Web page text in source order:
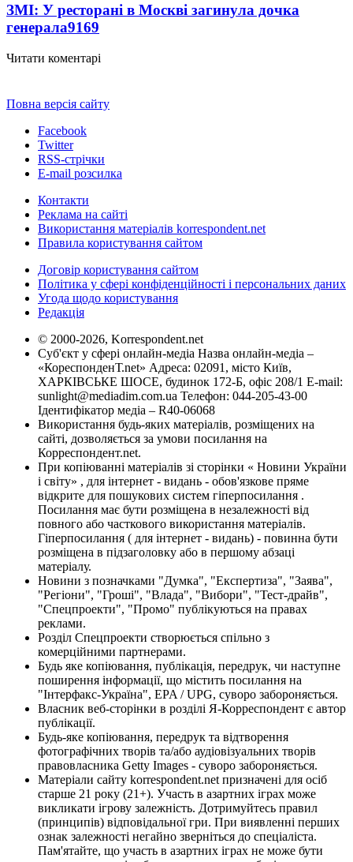
ЗМІ: У ресторані в Москві загинула дочка
генерала9169
Читати коментарі
Повна версія сайту
Facebook
Twitter
RSS-стрічки
E-mail розсилка
Контакти
Реклама на сайті
Використання матеріалів korrespondent.net
Правила користування сайтом
Договір користування сайтом
Політика у сфері конфіденційності і персональних даних
Угода щодо користування
Редакція
© 2000-2026, Korrespondent.net
Суб'єкт у сфері онлайн-медіа Назва онлайн-медіа –
«КореспонденТ.net» Адреса: 02091, місто Київ,
ХАРКІВСЬКЕ ШОСЕ, будинок 172-Б, офіс 208/1 E-mail:
sunlight@mediadim.com.ua Телефон: 044-205-43-00
Ідентифікатор медіа – R40-06068
Використання будь-яких матеріалів, розміщених на
сайті, дозволяється за умови посилання на
Корреспондент.net.
При копіюванні матеріалів зі сторінки « Новини України
і світу» , для інтернет - видань - обов'язкове пряме
відкрите для пошукових систем гіперпосилання .
Посилання має бути розміщена в незалежності від
повного або часткового використання матеріалів.
Гіперпосилання ( для інтернет - видань) - повинна бути
розміщена в підзаголовку або в першому абзаці
матеріалу.
Новини з позначками "Думка", "Експертиза", "Заява",
"Регіони", "Гроші", "Влада", "Вибори", "Тест-драйв",
"Спецпроекти", "Промо" публікуються на правах
реклами.
Розділ Спецпроекти створюється спільно з
комерційними партнерами.
Будь яке копіювання, публікація, передрук, чи наступне
поширення інформації, що містить посилання на
"Інтерфакс-Україна", EPA / UPG, суворо забороняється.
Власник веб-сторінки в розділі Я-Корреспондент є автор
публікації.
Будь-яке копіювання, передрук та відтворення
фотографічних творів та/або аудіовізуальних творів
правовласника Getty Images - суворо забороняється.
Матеріали сайту korrespondent.net призначені для осіб
старше 21 року (21+). Участь в азартних іграх може
викликати ігрову залежність. Дотримуйтесь правил
(принципів) відповідальної гри. При виявленні перших
ознак залежності негайно зверніться до спеціаліста.
Пам'ятайте, що участь в азартних іграх не може бути